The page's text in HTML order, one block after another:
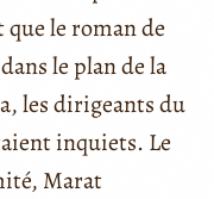
que le roman de
le plan de la
les dirigeants du
inquiets. Le
Marat